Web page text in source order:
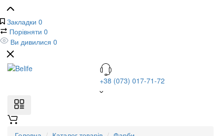
Закладки 0
Порівняти 0
Ви дивилися 0
+38 (073) 017-71-72